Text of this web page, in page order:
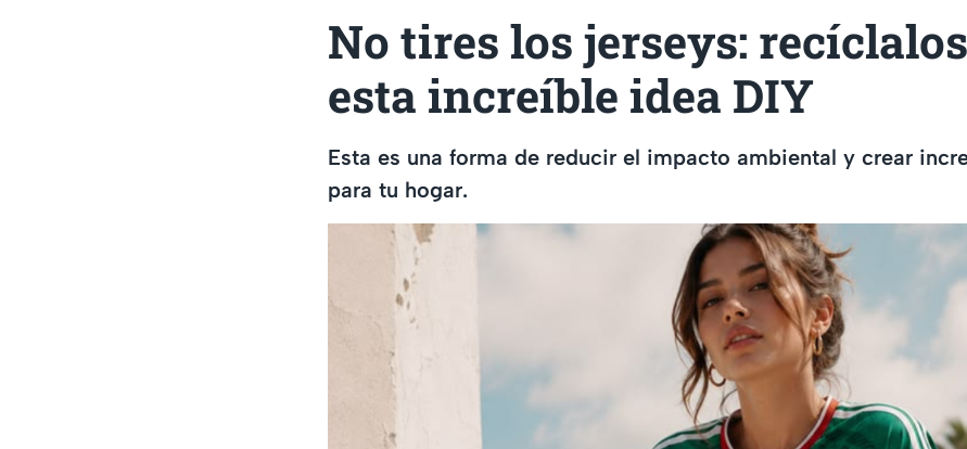
No tires los jerseys:
esta increíble idea DIY
Esta es una forma de reducir el impacto ambiental y crear
para tu hogar.